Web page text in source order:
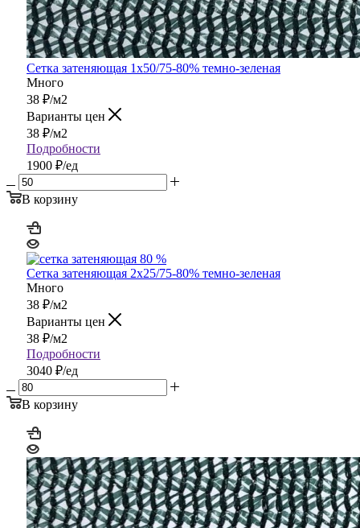
Сетка затеняющая 1х50/75-80% темно-зеленая
Много
38 ₽/м2
Варианты цен
38 ₽/м2
Подробности
1900 ₽/ед
В корзину
Сетка затеняющая 2х25/75-80% темно-зеленая
Много
38 ₽/м2
Варианты цен
38 ₽/м2
Подробности
3040 ₽/ед
В корзину